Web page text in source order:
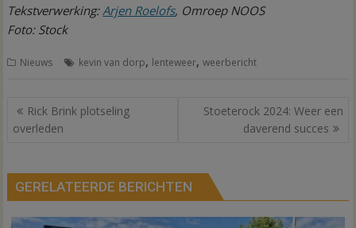
Tekstverwerking: Arjen Roelofs, Omroep NOOS
Foto: Stock
Nieuws kevin van dorp, lenteweer,weerbericht
Bericht
navigatie
Rick Brink plotseling
overleden
Stoeterock 2024: Weer een
daverend succes
GERELATEERDE BERICHTEN